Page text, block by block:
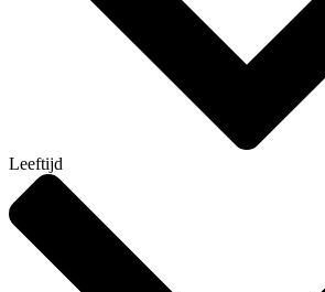
Leeftijd